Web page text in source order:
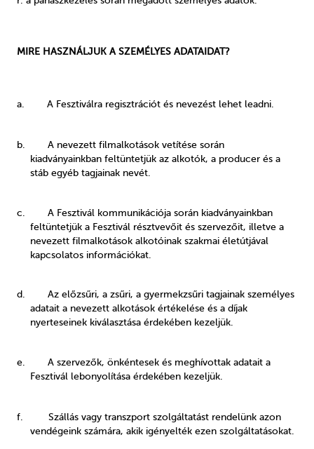
MIRE HASZNÁLJUK A SZEMÉLYES ADATAIDAT?
a. A Fesztiválra regisztrációt és nevezést lehet leadni.
b. A nevezett filmalkotások vetítése során
kiadványainkban feltüntetjük az alkotók, a producer és a
stáb egyéb tagjainak nevét.
c. A Fesztivál kommunikációja során kiadványainkban
feltüntetjük a Fesztivál résztvevőit és szervezőit, illetve a
nevezett filmalkotások alkotóinak szakmai életútjával
kapcsolatos információkat.
d. Az előzsűri, a zsűri, a gyermekzsűri tagjainak személyes
adatait a nevezett alkotások értékelése és a díjak
nyerteseinek kiválasztása érdekében kezeljük.
e. A szervezők, önkéntesek és meghívottak adatait a
Fesztivál lebonyolítása érdekében kezeljük.
f. Szállás vagy transzport szolgáltatást rendelünk azon
vendégeink számára, akik igényelték ezen szolgáltatásokat.